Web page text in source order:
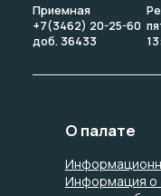
Приемная
+7(3462) 20-25-60
доб. 36433
О палате
Информация о